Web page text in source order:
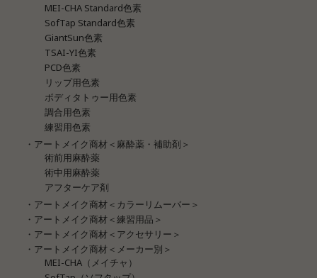
MEI-CHA Standard色素
SofTap Standard色素
GiantSun色素
TSAI-YI色素
PCD色素
リップ用色素
ボディタトゥー用色素
調合用色素
練習用色素
・アートメイク商材＜麻酔薬・補助剤＞
術前用麻酔薬
術中用麻酔薬
アフターケア剤
・アートメイク商材＜カラーリムーバー＞
・アートメイク商材＜練習用品＞
・アートメイク商材＜アクセサリー＞
・アートメイク商材＜メーカー別＞
MEI-CHA（メイチャ）